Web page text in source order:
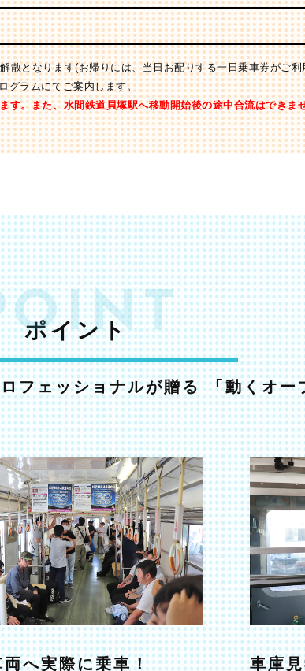
となります(お帰りには、当日お配りする一日乗車券がご利
グラムにてご案内します。
す。また、水間鉄道貝塚駅へ移動開始後の途中合流はできま
ポイント
フェッショナルが贈る「動くオー
両へ実際に乗車！ 車庫